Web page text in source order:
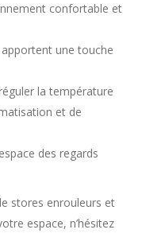
confortable et
une touche
la température
et de
des regards
stores enrouleurs et
espace, n’hésitez